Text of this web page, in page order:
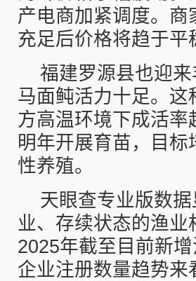
产电商加紧调度。
充足后价格将趋于平
福建罗源县也迎
马面鲀活力十足。
方高温环境下成活
明年开展育苗，目
性养殖。
天眼查专业版数
业、存续状态的渔
2025年截至目前新
企业注册数量趋势